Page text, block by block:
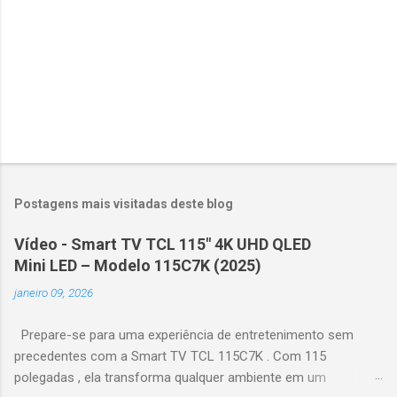
Postagens mais visitadas deste blog
Vídeo - Smart TV TCL 115" 4K UHD QLED
Mini LED – Modelo 115C7K (2025)
janeiro 09, 2026
Prepare-se para uma experiência de entretenimento sem
precedentes com a Smart TV TCL 115C7K . Com 115
polegadas , ela transforma qualquer ambiente em um